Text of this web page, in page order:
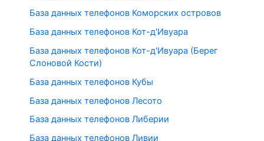
База данных телефонов Коморских островов
База данных телефонов Кот-д'Ивуара
База данных телефонов Кот-д'Ивуара (Берег
Слоновой Кости)
База данных телефонов Кубы
База данных телефонов Лесото
База данных телефонов Либерии
База данных телефонов Ливии